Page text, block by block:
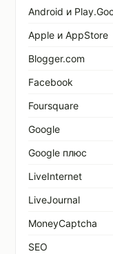
Android и
Apple и AppStore
Blogger.com
Facebook
Foursquare
Google
Google плюс
LiveInternet
LiveJournal
MoneyCaptcha
SEO